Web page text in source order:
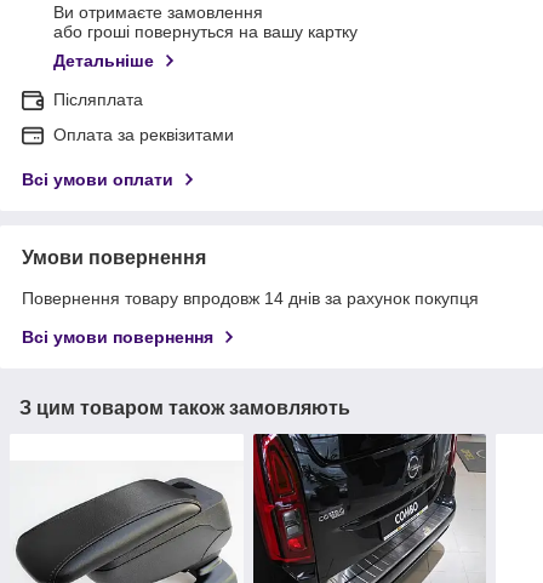
Ви отримаєте замовлення
або гроші повернуться на вашу картку
Детальніше
Післяплата
Оплата за реквізитами
Всі умови оплати
Умови повернення
Повернення товару впродовж 14 днів за рахунок покупця
Всі умови повернення
З цим товаром також замовляють